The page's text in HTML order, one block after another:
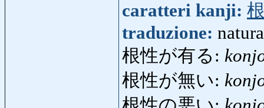
caratteri kanji:
traduzione:
根性が有る:
根性が無い: